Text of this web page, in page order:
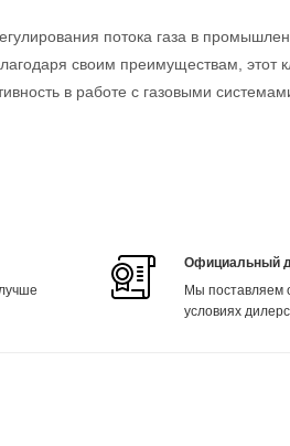
потока газа в
своим преимуществам, этот
в работе с газовыми
Официальный
Мы поставляем
условиях